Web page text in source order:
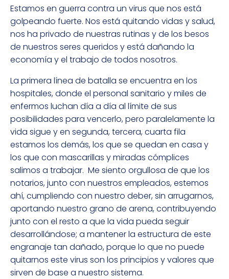
Estamos en guerra contra un virus que nos está
golpeando fuerte. Nos está quitando vidas y salud,
nos ha privado de nuestras rutinas y de los besos
de nuestros seres queridos y está dañando la
economía y el trabajo de todos nosotros.
La primera línea de batalla se encuentra en los
hospitales, donde el personal sanitario y miles de
enfermos luchan día a día al límite de sus
posibilidades para vencerlo, pero paralelamente la
vida sigue y en segunda, tercera, cuarta fila
estamos los demás, los que se quedan en casa y
los que con mascarillas y miradas cómplices
salimos a trabajar. Me siento orgullosa de que los
notarios, junto con nuestros empleados, estemos
ahí, cumpliendo con nuestro deber, sin arrugarnos,
aportando nuestro grano de arena, contribuyendo
junto con el resto a que la vida pueda seguir
desarrollándose; a mantener la estructura de este
engranaje tan dañado, porque lo que no puede
quitarnos este virus son los principios y valores que
sirven de base a nuestro sistema.